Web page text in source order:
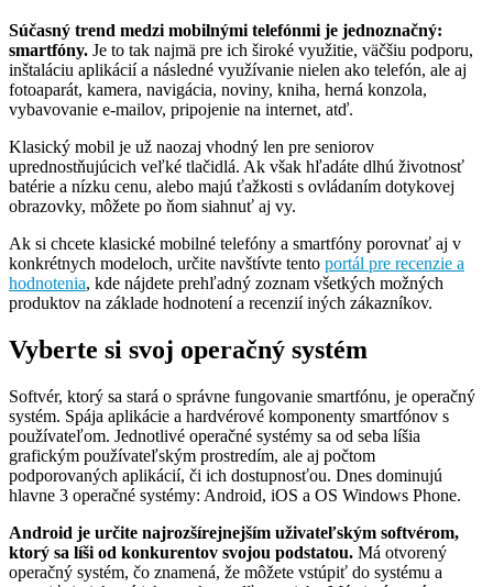
Súčasný trend medzi mobilnými telefónmi je jednoznačný:
smartfóny. Je to tak najmä pre ich široké využitie, väčšiu podporu,
inštaláciu aplikácií a následné využívanie nielen ako telefón, ale aj
fotoaparát, kamera, navigácia, noviny, kniha, herná konzola,
vybavovanie e-mailov, pripojenie na internet, atď.
Klasický mobil je už naozaj vhodný len pre seniorov
uprednostňujúcich veľké tlačidlá. Ak však hľadáte dlhú životnosť
batérie a nízku cenu, alebo majú ťažkosti s ovládaním dotykovej
obrazovky, môžete po ňom siahnuť aj vy.
Ak si chcete klasické mobilné telefóny a smartfóny porovnať aj v
konkrétnych modeloch, určite navštívte tento portál pre recenzie a
hodnotenia, kde nájdete prehľadný zoznam všetkých možných
produktov na základe hodnotení a recenzií iných zákazníkov.
Vyberte si svoj operačný systém
Softvér, ktorý sa stará o správne fungovanie smartfónu, je operačný
systém. Spája aplikácie a hardvérové komponenty smartfónov s
používateľom. Jednotlivé operačné systémy sa od seba líšia
grafickým používateľským prostredím, ale aj počtom
podporovaných aplikácií, či ich dostupnosťou. Dnes dominujú
hlavne 3 operačné systémy: Android, iOS a OS Windows Phone.
Android je určite najrozšírejnejším uživateľským softvérom,
ktorý sa líši od konkurentov svojou podstatou. Má otvorený
operačný systém, čo znamená, že môžete vstúpiť do systému a